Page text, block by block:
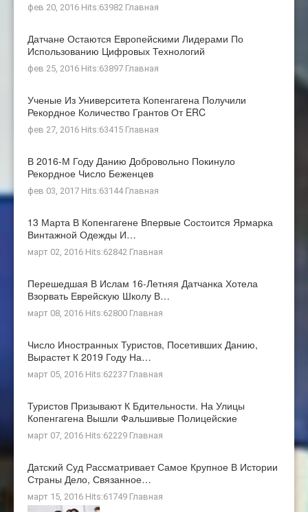
фев 20, 2016 Hits:63982 Главная
Датчане Остаются Европейскими Лидерами По
Использованию Цифровых Технологий
фев 25, 2016 Hits:63897 Главная
Ученые Из Университета Копенгагена Получили
Рекордное Количество Грантов От ERC
фев 27, 2016 Hits:63415 Главная
В 2016-М Году Данию Добровольно Покинуло
Рекордное Число Беженцев
фев 03, 2017 Hits:63144 Главная
13 Марта В Копенгагене Впервые Состоится Ярмарка
Винтажной Одежды И…
март 02, 2016 Hits:62842 Главная
Перешедшая В Ислам 16-Летняя Датчанка Хотела
Взорвать Еврейскую Школу В…
март 08, 2016 Hits:62800 Главная
Число Иностранных Туристов, Посетивших Данию,
Вырастет К 2019 Году На…
март 05, 2016 Hits:62237 Главная
Туристов Призывают К Бдительности. На Улицы
Копенгагена Вышли Фальшивые Полицейские
март 07, 2016 Hits:62229 Главная
Датский Суд Рассматривает Самое Крупное В Истории
Страны Дело, Связанное…
март 15, 2016 Hits:61749 Главная